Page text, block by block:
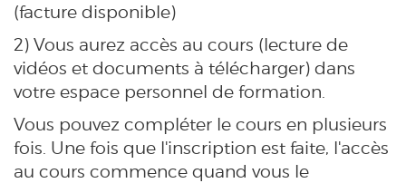
(facture disponible)
2) Vous aurez accès au cours (lecture de
vidéos et documents à télécharger) dans
votre espace personnel de formation.
Vous pouvez compléter le cours en plusieurs
fois. Une fois que l'inscription est faite, l'accès
au cours commence quand vous le